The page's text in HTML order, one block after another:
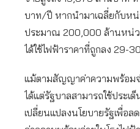
บาท/ปี หากนำมาเฉลี่ยกับหน่
ประมาณ 200,000 ล้านหน่
ได้ใช้ไฟฟ้าราคาที่ถูกลง 29-
แม้ตามสัญญาค่าความพร้อมจ่
ได้แต่รัฐบาลสามารถใช้ประเด็
เปลี่ยนแปลงนโยบายรัฐเพื่อล